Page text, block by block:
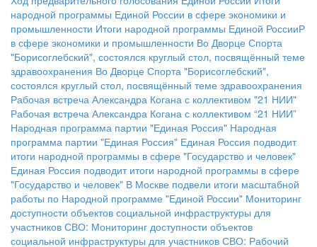
народной программы Единой России в сфере экономики и
промышленности Итоги народной программы Единой РоссииР
в сфере экономики и промышленности Во Дворце Спорта
"Борисоглебский", состоялся круглый стол, посвящённый теме
здравоохранения Во Дворце Спорта "Борисоглебский",
состоялся круглый стол, посвящённый теме здравоохранения
Рабочая встреча Александра Когана с коллективом "21 НИИ"
Рабочая встреча Александра Когана с коллективом “21 НИИ”
Народная программа партии "Единая Россия" Народная
программа партии "Единая Россия" Единая Россия подводит
итоги народной программы в сфере "Государство и человек"
Единая Россия подводит итоги народной программы в сфере
"Государство и человек" В Москве подвели итоги масштабной
работы по Народной программе "Единой России" Мониторинг
доступности объектов социальной инфраструктуры для
участников СВО: Мониторинг доступности объектов
социальной инфраструктуры для участников СВО: Рабочий